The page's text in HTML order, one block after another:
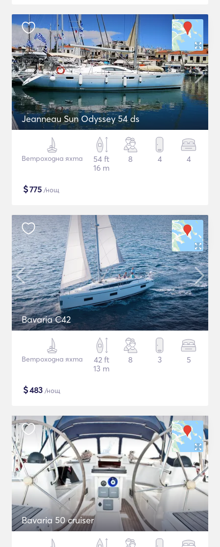
Jeanneau Sun Odyssey 54 ds
Ветроходна яхта
54 ft
16 m
8 4 4
$775 /нощ
Bavaria C42
Ветроходна яхта
42 ft
13 m
8 3 5
$483 /нощ
Bavaria 50 cruiser